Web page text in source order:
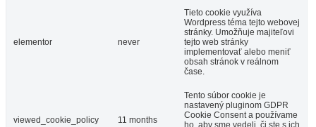
elementor never
Tieto cookie využíva
Wordpress téma tejto webovej
stránky. Umožňuje majiteľovi
tejto web stránky
implementovať alebo meniť
obsah stránok v reálnom
čase.
viewed_cookie_policy 11 months
Tento súbor cookie je
nastavený pluginom GDPR
Cookie Consent a používame
ho, aby sme vedeli, či ste s ich